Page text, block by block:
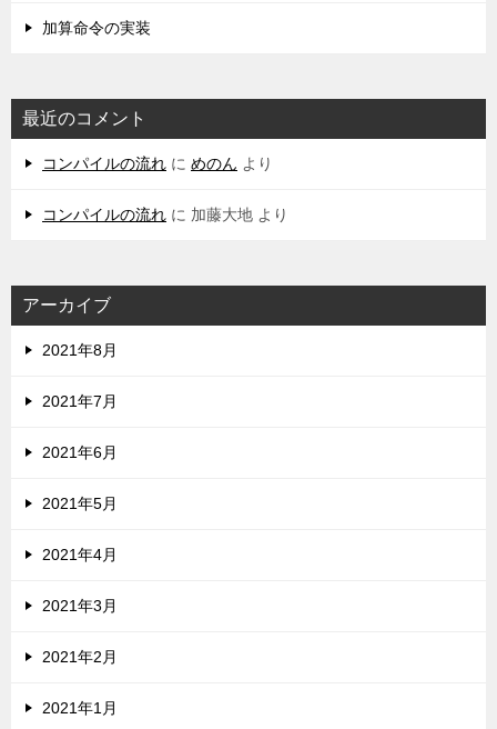
加算命令の実装
最近のコメント
コンパイルの流れ に めのん より
コンパイルの流れ に 加藤大地 より
アーカイブ
2021年8月
2021年7月
2021年6月
2021年5月
2021年4月
2021年3月
2021年2月
2021年1月